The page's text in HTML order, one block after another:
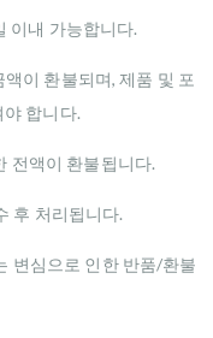
이내 가능합니다.
이 환불되며, 제품 및 포
합니다.
전액이 환불됩니다.
후 처리됩니다.
변심으로 인한 반품/환불